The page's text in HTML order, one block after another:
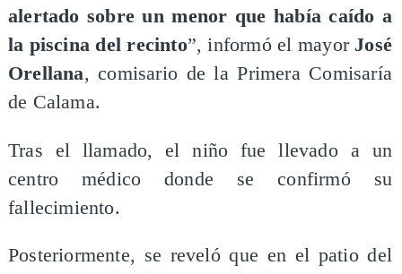
alertado sobre un menor que había caído a
la piscina del recinto”, informó el mayor José
Orellana, comisario de la Primera Comisaría
de Calama.
Tras el llamado, el niño fue llevado a un
centro médico donde se confirmó su
fallecimiento.
Posteriormente, se reveló que en el patio del